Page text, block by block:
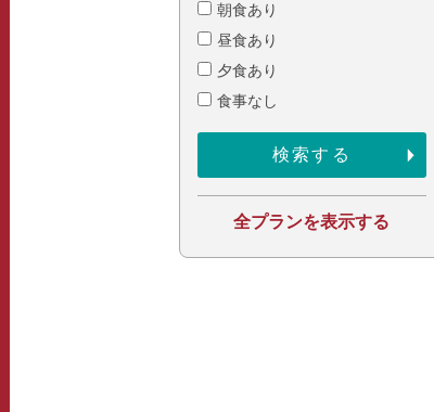
朝食あり
昼食あり
夕食あり
食事なし
全プランを表示する